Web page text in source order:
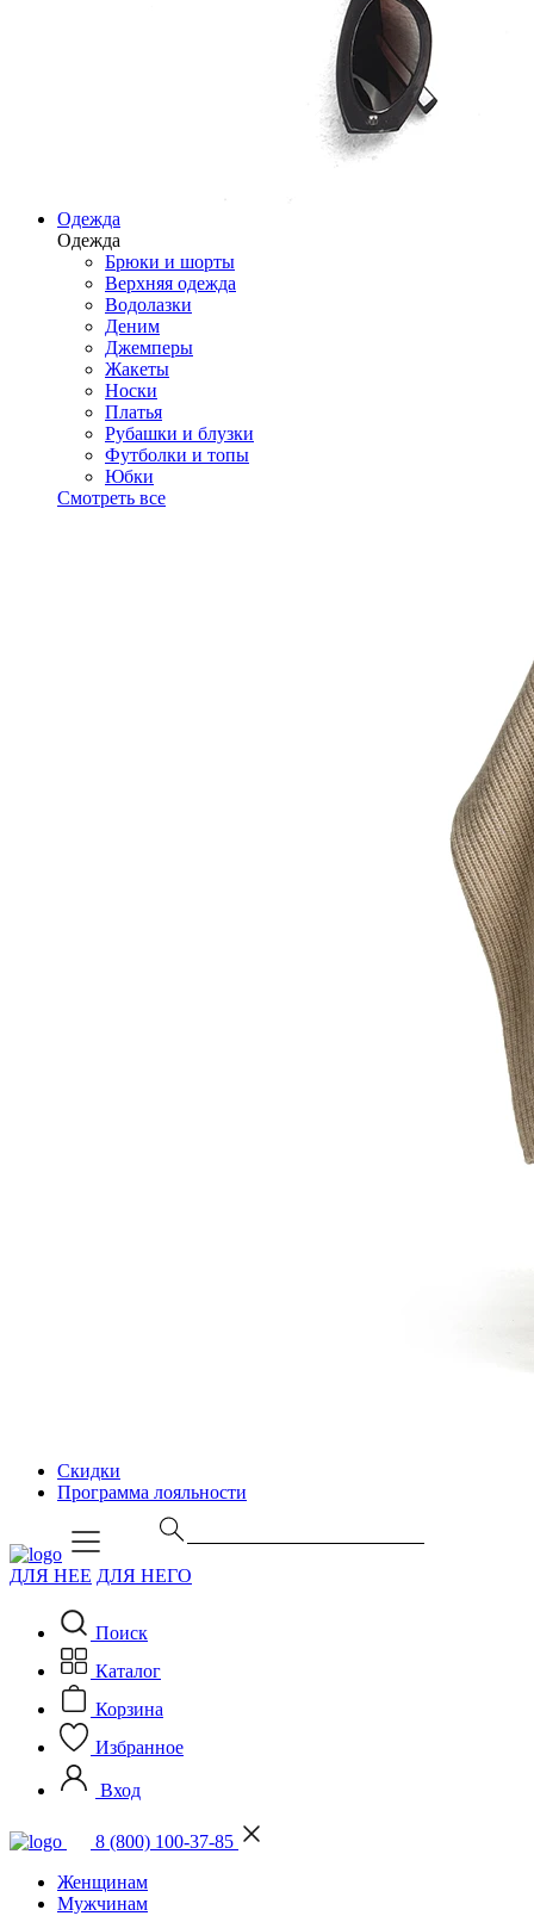
Одежда
Одежда
Брюки и шорты
Верхняя одежда
Водолазки
Деним
Джемперы
Жакеты
Носки
Платья
Рубашки и блузки
Футболки и топы
Юбки
Смотреть все
Скидки
Программа лояльности
ДЛЯ НЕЕ ДЛЯ НЕГО
Поиск
Каталог
Корзина
Избранное
Вход
8 (800) 100-37-85
Женщинам
Мужчинам